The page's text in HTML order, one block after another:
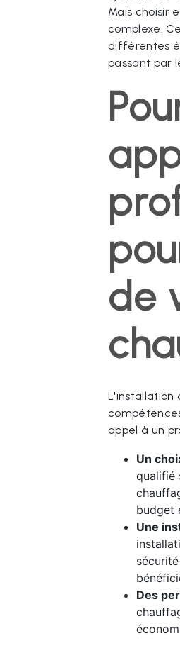
Mais choisir
complexe.
différentes
passant par
de
L'installation
appel à un
Un
qualifié
budget
Une
Des